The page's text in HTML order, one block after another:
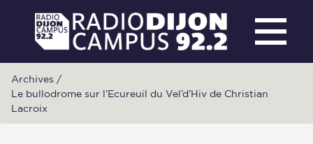
Archives /
Le bullodrome sur l’Ecureuil du Vel’d’Hiv de Christian
Lacroix